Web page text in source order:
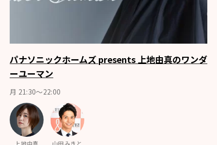
パナソニックホームズ presents 上地由真のワンダ
ーユーマン
月 21:30～22:00
上地由真
山田みきと